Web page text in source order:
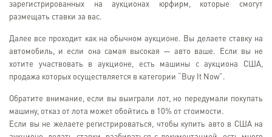
зарегистрированных на аукционах юрфирм, которые смогут
размещать ставки за вас.
Далее все проходит как на обычном аукционе. Вы делаете ставку на
автомобиль, и если она самая высокая — авто ваше. Если вы не
хотите участвовать в аукционе, есть машины с аукциона США,
продажа которых осуществляется в категории “Buy It Now”.
Обратите внимание, если вы выиграли лот, но передумали покупать
машину, отказ от лота может обойтись в 10% от стоимости.
Если вы не желаете регистрироваться, чтобы купить авто в США на